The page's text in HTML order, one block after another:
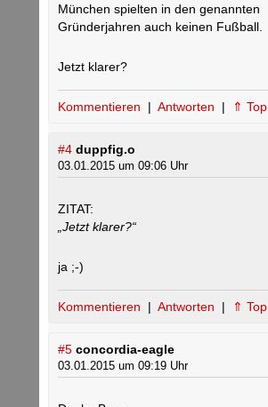
München spielten in den genannten
Gründerjahren auch keinen Fußball.
Jetzt klarer?
Kommentieren | Antworten | ⇑ Top
#4 duppfig.o
03.01.2015 um 09:06 Uhr
ZITAT:
„Jetzt klarer?“
ja ;-)
Kommentieren | Antworten | ⇑ Top
#5 concordia-eagle
03.01.2015 um 09:19 Uhr